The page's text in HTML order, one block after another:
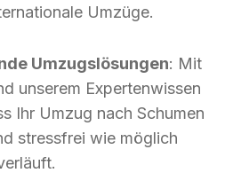
Umzüge.
Umzugslösungen: Mit
unserem Expertenwissen
Ihr Umzug nach Schumen
stressfrei wie möglich